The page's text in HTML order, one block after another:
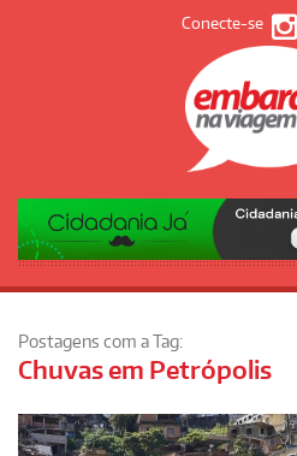
Conecte-se
Postagens com a Tag:
Chuvas em Petrópolis